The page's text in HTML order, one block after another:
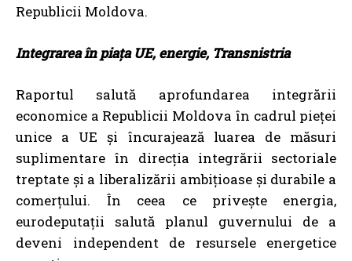
Republicii Moldova.
Integrarea în piața UE, energie, Transnistria
Raportul salută aprofundarea integrării
economice a Republicii Moldova în cadrul pieței
unice a UE și încurajează luarea de măsuri
suplimentare în direcția integrării sectoriale
treptate și a liberalizării ambițioase și durabile a
comerțului. În ceea ce privește energia,
eurodeputații salută planul guvernului de a
deveni independent de resursele energetice